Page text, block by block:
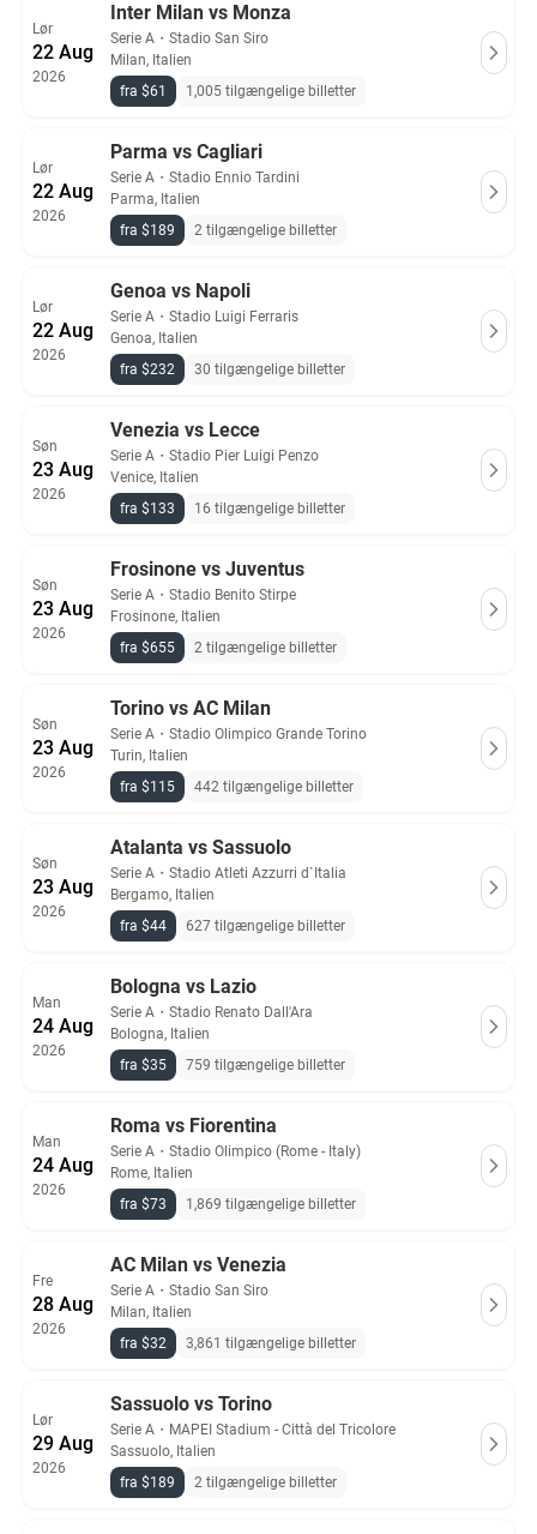
Lør
22 Aug
2026
Inter Milan vs Monza
Serie A ・ Stadio San Siro
Milan, Italien
fra $61
1,005 tilgængelige billetter
Lør
22 Aug
2026
Parma vs Cagliari
Serie A ・ Stadio Ennio Tardini
Parma, Italien
fra $189
2 tilgængelige billetter
Lør
22 Aug
2026
Genoa vs Napoli
Serie A ・ Stadio Luigi Ferraris
Genoa, Italien
fra $232
30 tilgængelige billetter
Søn
23 Aug
2026
Venezia vs Lecce
Serie A ・ Stadio Pier Luigi Penzo
Venice, Italien
fra $133
16 tilgængelige billetter
Søn
23 Aug
2026
Frosinone vs Juventus
Serie A ・ Stadio Benito Stirpe
Frosinone, Italien
fra $655
2 tilgængelige billetter
Søn
23 Aug
2026
Torino vs AC Milan
Serie A ・ Stadio Olimpico Grande Torino
Turin, Italien
fra $115
442 tilgængelige billetter
Søn
23 Aug
2026
Atalanta vs Sassuolo
Serie A ・ Stadio Atleti Azzurri d`Italia
Bergamo, Italien
fra $44
627 tilgængelige billetter
Man
24 Aug
2026
Bologna vs Lazio
Serie A ・ Stadio Renato Dall'Ara
Bologna, Italien
fra $35
759 tilgængelige billetter
Man
24 Aug
2026
Roma vs Fiorentina
Serie A ・ Stadio Olimpico (Rome - Italy)
Rome, Italien
fra $73
1,869 tilgængelige billetter
Fre
28 Aug
2026
AC Milan vs Venezia
Serie A ・ Stadio San Siro
Milan, Italien
fra $32
3,861 tilgængelige billetter
Lør
29 Aug
2026
Sassuolo vs Torino
Serie A ・ MAPEI Stadium - Città del Tricolore
Sassuolo, Italien
fra $189
2 tilgængelige billetter